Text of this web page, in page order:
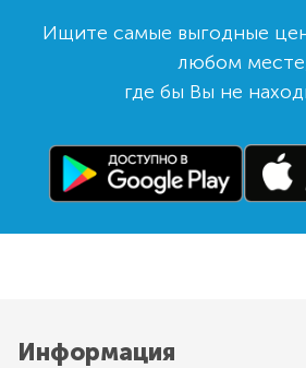
Ищите самые выгодные
любом
где бы Вы не
Информация